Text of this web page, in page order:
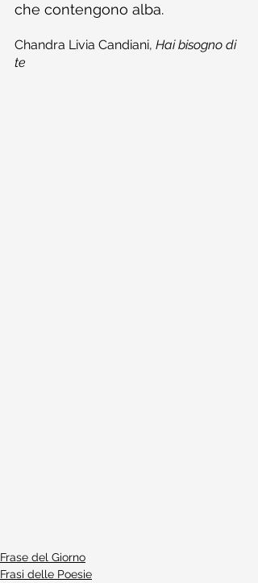
che contengono alba.
Chandra Livia Candiani, Hai bisogno di
te
Frase del Giorno
Frasi delle Poesie